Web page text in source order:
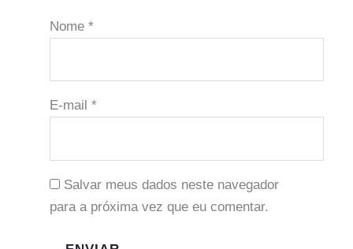
Nome *
E-mail *
Salvar meus dados neste navegador
para a próxima vez que eu comentar.